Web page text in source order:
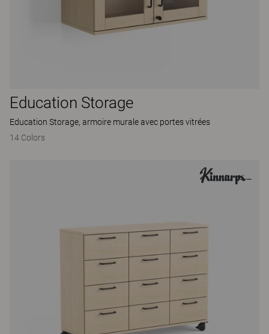
Education Storage
Education Storage, armoire murale avec portes vitrées
14 Colors